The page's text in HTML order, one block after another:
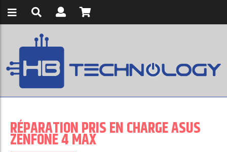
RÉPARATION PRIS EN CHARGE ASUS
ZENFONE 4 MAX